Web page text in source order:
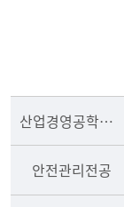
테크노CEO과정
공지사항
산업경영공학전공
안전관리전공